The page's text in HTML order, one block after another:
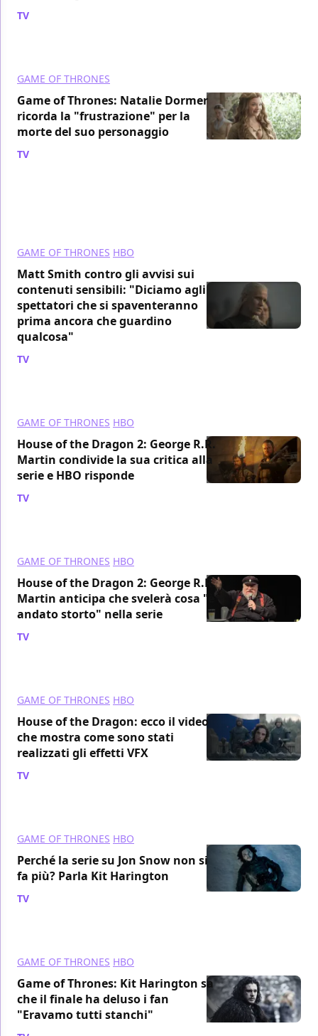
TV
GAME OF THRONES
Game of Thrones: Natalie Dormer
ricorda la "frustrazione" per la
morte del suo personaggio
TV
GAME OF THRONES HBO
Matt Smith contro gli avvisi sui
contenuti sensibili: "Diciamo agli
spettatori che si spaventeranno
prima ancora che guardino
qualcosa"
TV
GAME OF THRONES HBO
House of the Dragon 2: George R.R.
Martin condivide la sua critica alla
serie e HBO risponde
TV
GAME OF THRONES HBO
House of the Dragon 2: George R.R.
Martin anticipa che svelerà cosa "è
andato storto" nella serie
TV
GAME OF THRONES HBO
House of the Dragon: ecco il video
che mostra come sono stati
realizzati gli effetti VFX
TV
GAME OF THRONES HBO
Perché la serie su Jon Snow non si
fa più? Parla Kit Harington
TV
GAME OF THRONES HBO
Game of Thrones: Kit Harington sa
che il finale ha deluso i fan
"Eravamo tutti stanchi"